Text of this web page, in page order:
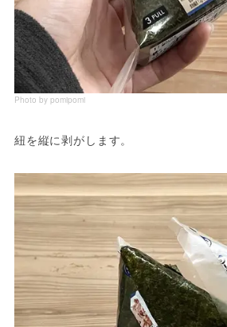
Photo by pomipomi
紐を縦に剥がします。